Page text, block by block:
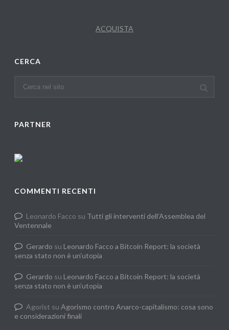
ACQUISTA
CERCA
PARTNER
COMMENTI RECENTI
Leonardo Facco su Tutti gli interventi dell’Assemblea del
Ventennale
Gerardo su Leonardo Facco a Bitcoin Report: la società
senza stato non è un’utopia
Gerardo su Leonardo Facco a Bitcoin Report: la società
senza stato non è un’utopia
Agorist suAgorismo contro Anarco-capitalismo: cosa sono
e considerazioni finali